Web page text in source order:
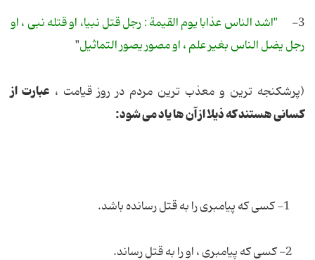
3-
"اشد الناس عذابا یوم القیمة : رجل قتل نبیا، او قتله نبى ، او
رجل یضل الناس بغیر علم ، او مصور یصور التماثیل"
(پرشكنجه ترین و معذب ترین مردم در روز قیامت ، عبارت از
كسانى هستند كه ذیلا از آن ها یاد مى شود: